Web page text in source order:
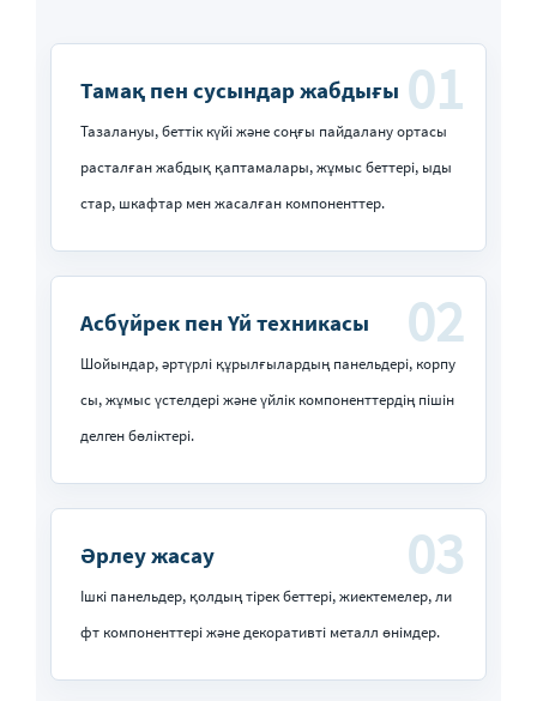
01
Тамақ пен сусындар жабдығы
Тазалануы, беттік күйі және соңғы пайдалану ортасы
расталған жабдық қаптамалары, жұмыс беттері, ыды
стар, шкафтар мен жасалған компоненттер.
02
Асбүйрек пен Үй техникасы
Шойындар, әртүрлі құрылғылардың панельдері, корпу
сы, жұмыс үстелдері және үйлік компоненттердің пішін
делген бөліктері.
03
Әрлеу жасау
Ішкі панельдер, қолдың тірек беттері, жиектемелер, ли
фт компоненттері және декоративті металл өнімдер.